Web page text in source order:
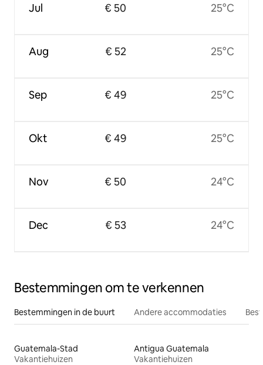
Jul
Aug
Sep
Okt
Nov
Dec
€ 50
€ 52
€ 49
€ 49
€ 50
€ 53
25°C
25°C
25°C
25°C
24°C
24°C
Bestemmingen om te verkennen
Bestemmingen in de buurt Andere accommodaties
Guatemala-Stad
Vakantiehuizen
Antigua Guatemala
Vakantiehuizen